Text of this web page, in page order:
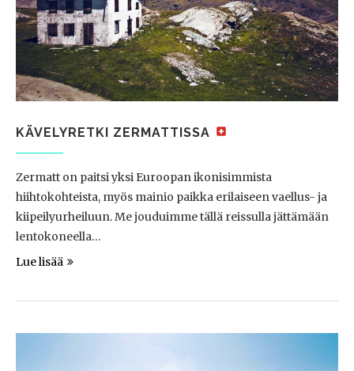
KÄVELYRETKI ZERMATTISSA
Zermatt on paitsi yksi Euroopan ikonisimmista
hiihtokohteista, myös mainio paikka erilaiseen vaellus- ja
kiipeilyurheiluun. Me jouduimme tällä reissulla jättämään
lentokoneella…
Lue lisää